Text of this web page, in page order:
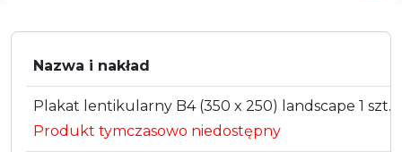
Nazwa i nakład
Plakat lentikularny B4 (350 x 250) landscape 1 szt.
Produkt tymczasowo niedostępny